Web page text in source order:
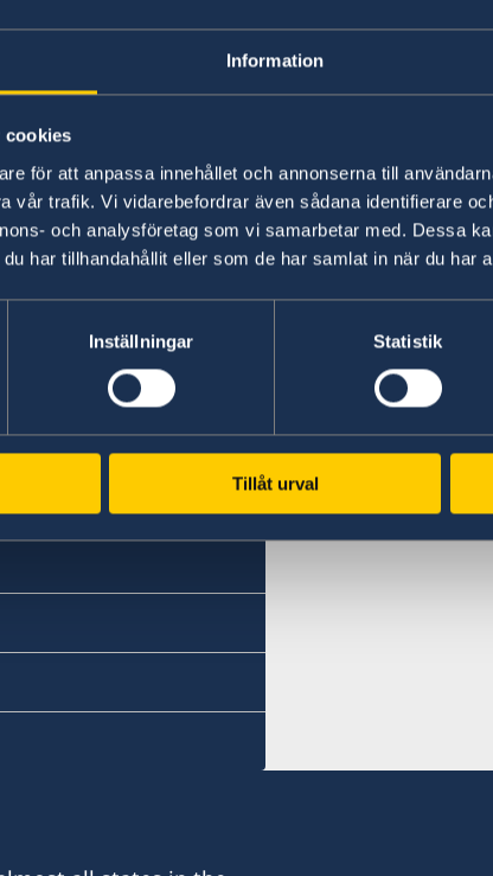
Information
cookies
för att anpassa innehållet och annonserna till
vår trafik. Vi vidarebefordrar även sådana identifierare
och analysföretag som vi samarbetar med. Dessa
har tillhandahållit eller som de har samlat in när du har
Inställningar Statistik
Tillåt urval
The Embassy will be closed on
activity and will reopen on